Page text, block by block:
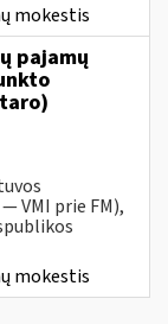
mokestis
pajamų
VMI prie FM),
mokestis